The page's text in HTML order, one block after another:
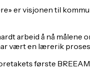
er visjonen til
arbeid å nå
vært en lærerik
første